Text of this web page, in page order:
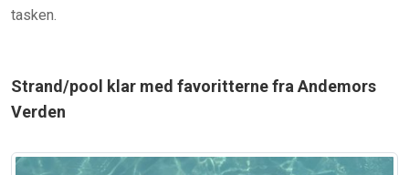
tasken.
Strand/pool klar med favoritterne fra Andemors
Verden